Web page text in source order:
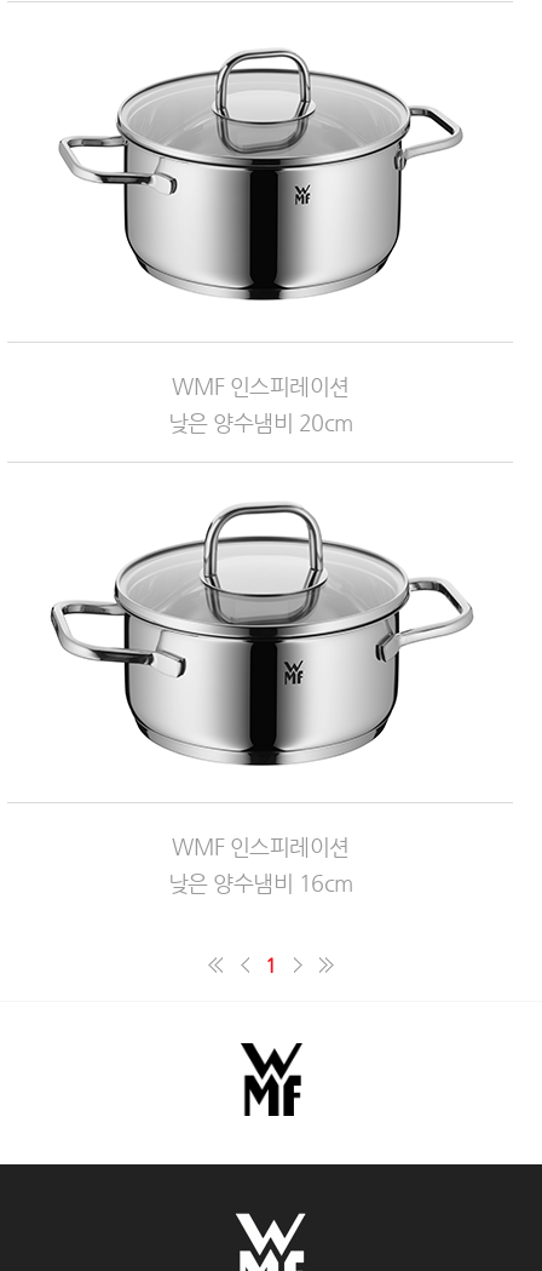
WMF 인스피레이션
낮은 양수냄비 20cm
WMF 인스피레이션
낮은 양수냄비 16cm
1